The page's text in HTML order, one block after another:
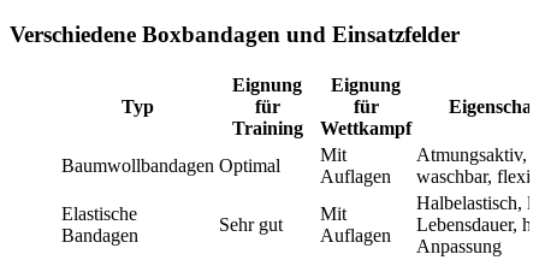
Verschiedene Boxbandagen und Einsatzfelder
Typ
Eignung
für
Training
Eignung
für
Wettkampf
Baumwollbandagen Optimal
Mit
Auflagen
Atmungsaktiv,
waschbar,
Elastische
Bandagen
Sehr gut
Mit
Auflagen
Halbelastisch,
Lebensdauer,
Anpassung